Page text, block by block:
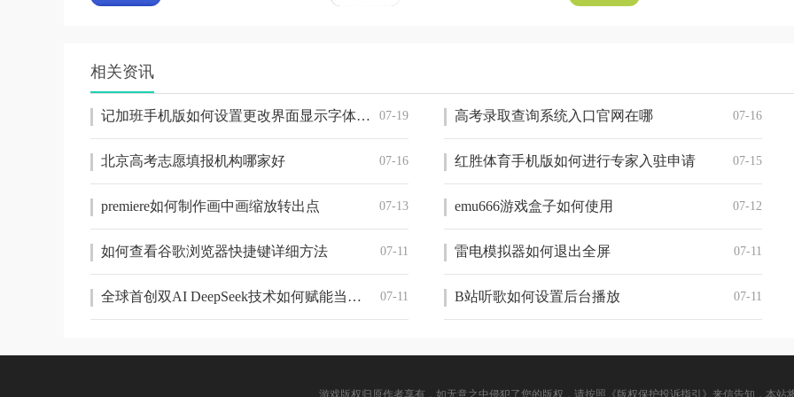
相关资讯
07-19
记加班手机版如何设置更改界面显示字体大小 07-16
高考录取查询系统入口官网在哪
07-16
北京高考志愿填报机构哪家好 07-15
红胜体育手机版如何进行专家入驻申请
07-13
premiere如何制作画中画缩放转出点 07-12
emu666游戏盒子如何使用
07-11
如何查看谷歌浏览器快捷键详细方法 07-11
雷电模拟器如何退出全屏
07-11
全球首创双AI DeepSeek技术如何赋能当贝智能鱼缸 07-11
B站听歌如何设置后台播放
游戏版权归原作者享有，如无意之中侵犯了您的版权，请按照《版权保护投诉指引》来信告知，本站